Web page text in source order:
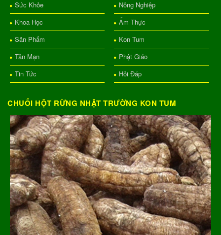
Sức Khỏe
Nông Nghiệp
Khoa Học
Ẩm Thực
Sản Phẩm
Kon Tum
Tản Mạn
Phật Giáo
Tin Tức
Hỏi Đáp
CHUỐI HỘT RỪNG NHẬT TRƯỜNG KON TUM